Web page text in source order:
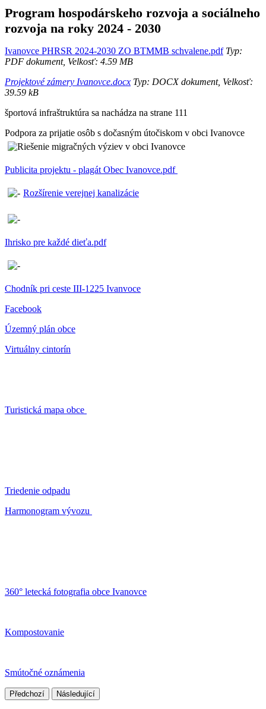
Program hospodárskeho rozvoja a sociálneho
rozvoja na roky 2024 - 2030
Ivanovce PHRSR 2024-2030 ZO BTMMB schvalene.pdfTyp:
PDF dokument, Velkosť: 4.59 MB
Projektové zámery Ivanovce.docx Typ: DOCX dokument, Velkosť:
39.59 kB
športová infraštruktúra sa nachádza na strane 111
Podpora za prijatie osôb s dočasným útočiskom v obci Ivanovce
Publicita projektu - plagát Obec Ivanovce.pdf
Rozšírenie verejnej kanalizácie
Ihrisko pre každé dieťa.pdf
Chodník pri ceste III-1225 Ivanvoce
Facebook
Územný plán obce
Virtuálny cintorín
Turistická mapa obce
Triedenie odpadu
Harmonogram vývozu
360° letecká fotografia obce Ivanovce
Kompostovanie
Smútočné oznámenia
Předchozí Následující